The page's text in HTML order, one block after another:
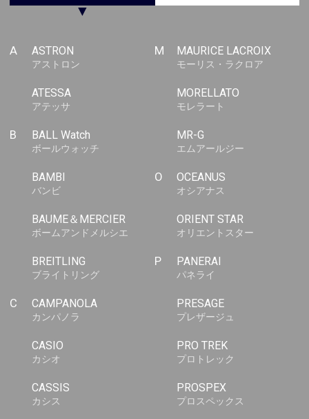
▼
A ASTRON
アストロン
ATESSA
アテッサ
B BALL Watch
ボールウォッチ
BAMBI
バンビ
BAUME＆MERCIER
ボームアンドメルシエ
BREITLING
ブライトリング
C CAMPANOLA
カンパノラ
CASIO
カシオ
CASSIS
カシス
M MAURICE LACROIX
モーリス・ラクロア
MORELLATO
モレラート
MR-G
エムアールジー
O OCEANUS
オシアナス
ORIENT STAR
オリエントスター
P PANERAI
パネライ
PRESAGE
プレザージュ
PRO TREK
プロトレック
PROSPEX
プロスペックス